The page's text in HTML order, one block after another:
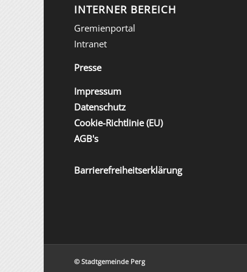
INTERNER BEREICH
Gremienportal
Intranet
Presse
Impressum
Datenschutz
Cookie-Richtlinie (EU)
AGB's
Barrierefreiheitserklärung
© Stadtgemeinde Perg